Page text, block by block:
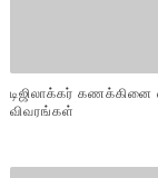
டிஜிலாக்கர்
விவரங்கள்